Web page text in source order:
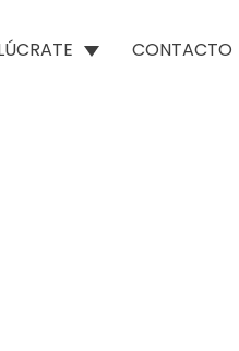
CONTACTO